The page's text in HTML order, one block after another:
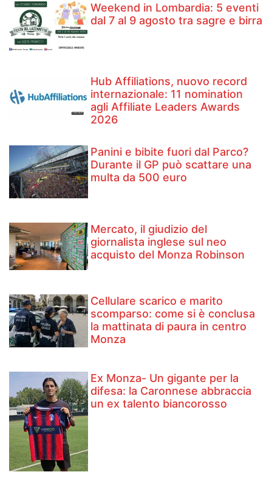
Weekend in Lombardia: 5 eventi
dal 7 al 9 agosto tra sagre e birra
Hub Affiliations, nuovo record
internazionale: 11 nomination
agli Affiliate Leaders Awards
2026
Panini e bibite fuori dal Parco?
Durante il GP può scattare una
multa da 500 euro
Mercato, il giudizio del
giornalista inglese sul neo
acquisto del Monza Robinson
Cellulare scarico e marito
scomparso: come si è conclusa
la mattinata di paura in centro
Monza
Ex Monza- Un gigante per la
difesa: la Caronnese abbraccia
un ex talento biancorosso